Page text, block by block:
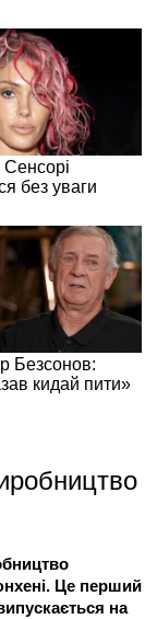
Це перший
на